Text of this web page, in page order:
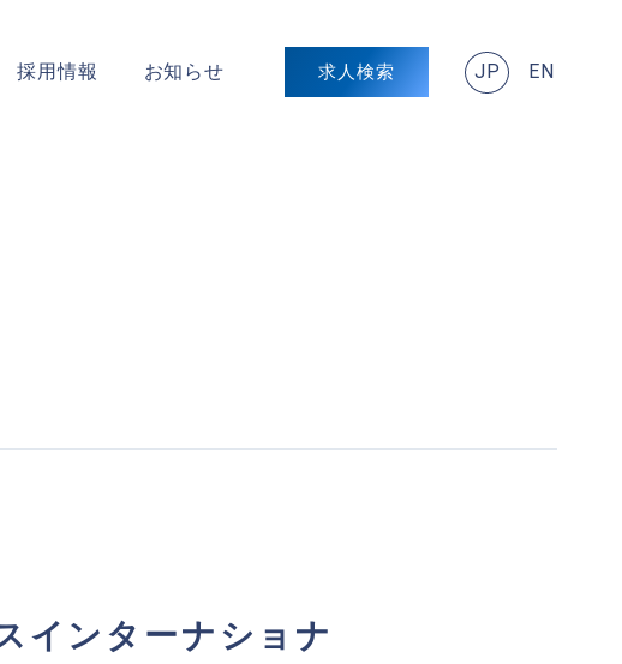
採用情報 お知らせ 求人検索 JP EN
インターナショナ